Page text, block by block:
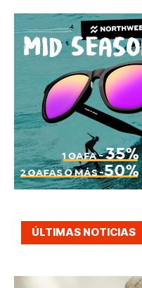
ÚLTIMAS NOTICIAS